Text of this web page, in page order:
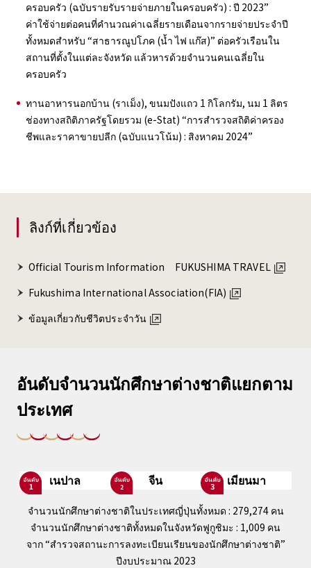
ครอบครัว (ฉบับรายรับรายจ่ายภายในครอบครัว) : ปี 2023”
ค่าใช้จ่ายต่อคนที่คำนวณค่าเฉลี่ยรายเดือนจากรายจ่ายประจำปี
ทั้งหมดสำหรับ “สาธารณูปโภค (น้ำ ไฟ แก๊ส)” ต่อครัวเรือนใน
สถานที่ตั้งในแต่ละจังหวัด แล้วหารด้วยจำนวนคนเฉลี่ยใน
ครอบครัว
ทานอาหารนอกบ้าน (ราเม็ง), ขนมปังแถว 1 กิโลกรัม, นม 1 ลิตร
ช่องทางสถิติภาครัฐโดยรวม (e-Stat) “การสำรวจสถิติค่าครอง
ชีพและราคาขายปลีก (ฉบับแนวโน้ม) : สิงหาคม 2024”
ลิงก์ที่เกี่ยวข้อง
Official Tourism Information FUKUSHIMA TRAVEL
Fukushima International Association(FIA)
ข้อมูลเกี่ยวกับชีวิตประจำวัน
อันดับจำนวนนักศึกษาต่างชาติแยกตาม
ประเทศ
เนปาล จีน เมียนมา
จำนวนนักศึกษาต่างชาติในประเทศญี่ปุ่นทั้งหมด : 279,274 คน
จำนวนนักศึกษาต่างชาติทั้งหมดในจังหวัดฟูกูชิมะ : 1,009 คน
จาก “สำรวจสถานะการลงทะเบียนเรียนของนักศึกษาต่างชาติ”
ปีงบประมาณ 2023